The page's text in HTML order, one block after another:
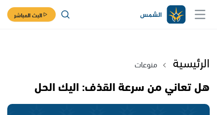
البث المباشر
الرئيسية منوعات
هل تعاني من سرعة القذف: اليك الحل